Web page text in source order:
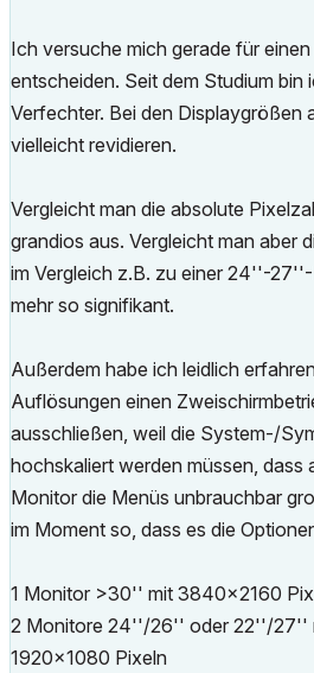
Ich versuche mich gerade für
entscheiden. Seit dem Studium
Verfechter. Bei den Displaygrößen
vielleicht revidieren.
Vergleicht man die absolute
grandios aus. Vergleicht man aber
im Vergleich z.B. zu einer 24''-
mehr so signifikant.
Außerdem habe ich leidlich
Auflösungen einen
ausschließen, weil die System-/
hochskaliert werden müssen, dass
Monitor die Menüs unbrauchbar
im Moment so, dass es die
1 Monitor >30'' mit 3840x2160
2 Monitore 24''/26'' oder 22''/27''
1920x1080 Pixeln